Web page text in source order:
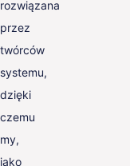
rozwiązana
przez
twórców
systemu,
dzięki
czemu
my,
jako